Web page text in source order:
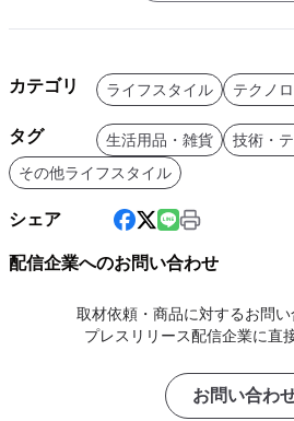
カテゴリ ライフスタイル テクノ
タグ 生活用品・雑貨
技術・
その他ライフスタイル
シェア
配信企業へのお問い合わせ
取材依頼・商品に対するお問い
プレスリリース配信企業に直
お問い合わ